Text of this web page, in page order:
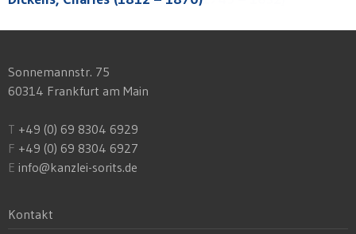
Sonnemannstr. 75
60314 Frankfurt am Main
T +49 (0) 69 8304 6929
F +49 (0) 69 8304 6927
E info@kanzlei-sorits.de
Kontakt